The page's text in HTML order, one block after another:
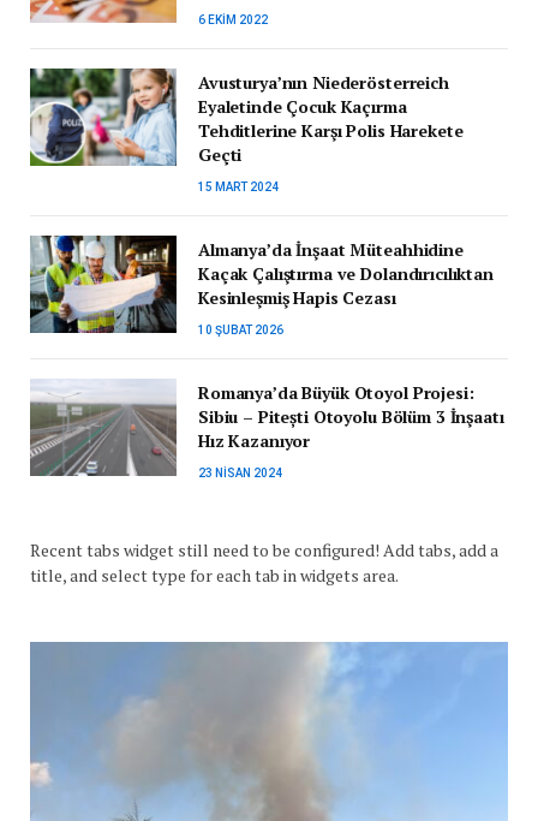
6 EKIM 2022
Avusturya’nın Niederösterreich
Eyaletinde Çocuk Kaçırma
Tehditlerine Karşı Polis Harekete
Geçti
15 MART 2024
Almanya’da İnşaat Müteahhidine
Kaçak Çalıştırma ve Dolandırıcılıktan
Kesinleşmiş Hapis Cezası
10 ŞUBAT 2026
Romanya’da Büyük Otoyol Projesi:
Sibiu – Pitești Otoyolu Bölüm 3 İnşaatı
Hız Kazanıyor
23 NISAN 2024
Recent tabs widget still need to be configured! Add tabs, add a
title, and select type for each tab in widgets area.